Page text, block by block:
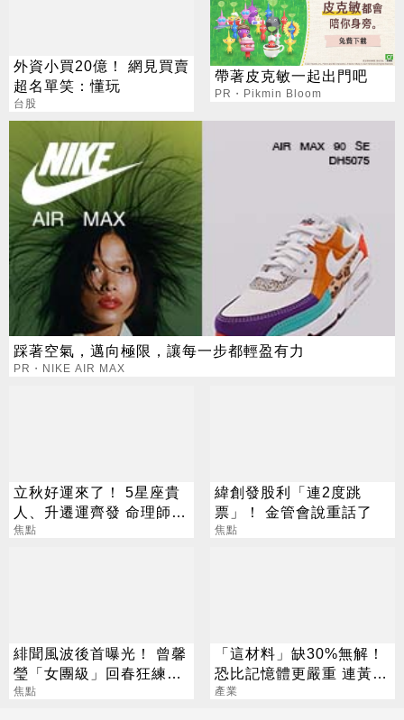
外資小買20億！ 網見買賣
超名單笑：懂玩
台股
帶著皮克敏一起出門吧
PR・Pikmin Bloom
踩著空氣，邁向極限，讓每一步都輕盈有力
PR・NIKE AIR MAX
立秋好運來了！ 5星座貴
人、升遷運齊發 命理師：
把握黃金轉運期
焦點
緯創發股利「連2度跳
票」！ 金管會說重話了
焦點
緋聞風波後首曝光！ 曾馨
瑩「女團級」回春狂練舞
郭董獨自公園散步
焦點
「這材料」缺30%無解！
恐比記憶體更嚴重 連黃仁
勳都掏錢秒訂
產業